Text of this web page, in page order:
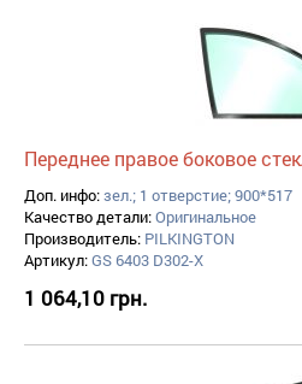
Переднее правое боковое
Доп. инфо:зел.; 1 отверстие; 900*517
Качество детали:Оригинальное
Производитель: PILKINGTON
Артикул:GS 6403 D302-X
1 064,10 грн.